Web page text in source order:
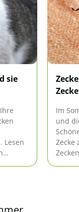
sie
Lesen
Im
und
Zecke